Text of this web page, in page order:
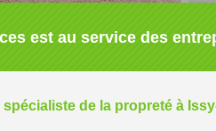
est au service des
de la propreté à